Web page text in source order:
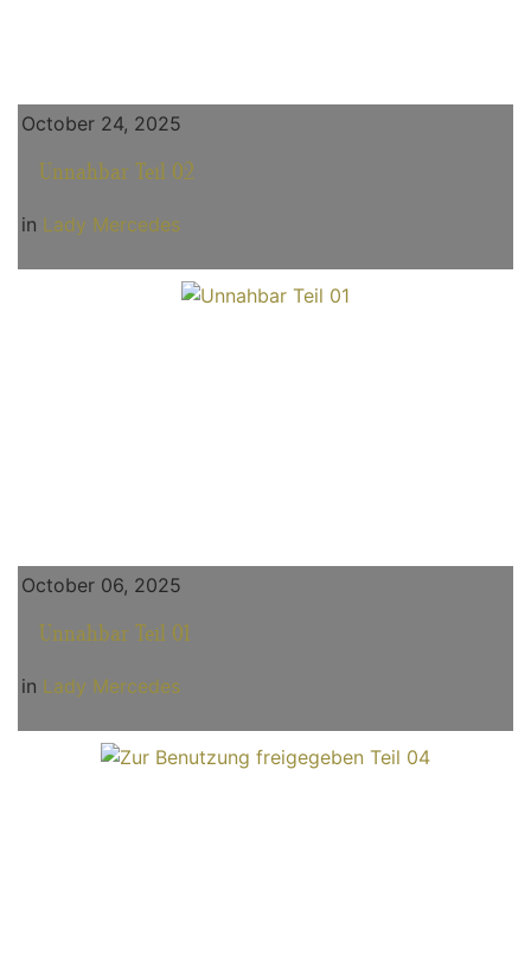
October 24, 2025
Unnahbar Teil 02
in Lady Mercedes
October 06, 2025
Unnahbar Teil 01
in Lady Mercedes